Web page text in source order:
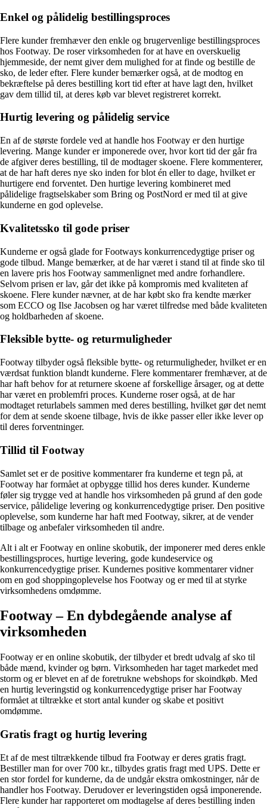
Enkel og pålidelig bestillingsproces
Flere kunder fremhæver den enkle og brugervenlige bestillingsproces
hos Footway. De roser virksomheden for at have en overskuelig
hjemmeside, der nemt giver dem mulighed for at finde og bestille de
sko, de leder efter. Flere kunder bemærker også, at de modtog en
bekræftelse på deres bestilling kort tid efter at have lagt den, hvilket
gav dem tillid til, at deres køb var blevet registreret korrekt.
Hurtig levering og pålidelig service
En af de største fordele ved at handle hos Footway er den hurtige
levering. Mange kunder er imponerede over, hvor kort tid der går fra
de afgiver deres bestilling, til de modtager skoene. Flere kommenterer,
at de har haft deres nye sko inden for blot én eller to dage, hvilket er
hurtigere end forventet. Den hurtige levering kombineret med
pålidelige fragtselskaber som Bring og PostNord er med til at give
kunderne en god oplevelse.
Kvalitetssko til gode priser
Kunderne er også glade for Footways konkurrencedygtige priser og
gode tilbud. Mange bemærker, at de har været i stand til at finde sko til
en lavere pris hos Footway sammenlignet med andre forhandlere.
Selvom prisen er lav, går det ikke på kompromis med kvaliteten af
skoene. Flere kunder nævner, at de har købt sko fra kendte mærker
som ECCO og Ilse Jacobsen og har været tilfredse med både kvaliteten
og holdbarheden af ​​skoene.
Fleksible bytte- og returmuligheder
Footway tilbyder også fleksible bytte- og returmuligheder, hvilket er en
værdsat funktion blandt kunderne. Flere kommentarer fremhæver, at de
har haft behov for at returnere skoene af forskellige årsager, og at dette
har været en problemfri proces. Kunderne roser også, at de har
modtaget returlabels sammen med deres bestilling, hvilket gør det nemt
for dem at sende skoene tilbage, hvis de ikke passer eller ikke lever op
til deres forventninger.
Tillid til Footway
Samlet set er de positive kommentarer fra kunderne et tegn på, at
Footway har formået at opbygge tillid hos deres kunder. Kunderne
føler sig trygge ved at handle hos virksomheden på grund af den gode
service, pålidelige levering og konkurrencedygtige priser. Den positive
oplevelse, som kunderne har haft med Footway, sikrer, at de vender
tilbage og anbefaler virksomheden til andre.
Alt i alt er Footway en online skobutik, der imponerer med deres enkle
bestillingsproces, hurtige levering, gode kundeservice og
konkurrencedygtige priser. Kundernes positive kommentarer vidner
om en god shoppingoplevelse hos Footway og er med til at styrke
virksomhedens omdømme.
Footway – En dybdegående analyse af
virksomheden
Footway er en online skobutik, der tilbyder et bredt udvalg af sko til
både mænd, kvinder og børn. Virksomheden har taget markedet med
storm og er blevet en af de foretrukne webshops for skoindkøb. Med
en hurtig leveringstid og konkurrencedygtige priser har Footway
formået at tiltrække et stort antal kunder og skabe et positivt
omdømme.
Gratis fragt og hurtig levering
Et af de mest tiltrækkende tilbud fra Footway er deres gratis fragt.
Bestiller man for over 700 kr., tilbydes gratis fragt med UPS. Dette er
en stor fordel for kunderne, da de undgår ekstra omkostninger, når de
handler hos Footway. Derudover er leveringstiden også imponerende.
Flere kunder har rapporteret om modtagelse af deres bestilling inden